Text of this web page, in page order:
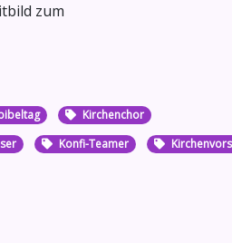
zum
Kirchenchor
Konfi-Teamer